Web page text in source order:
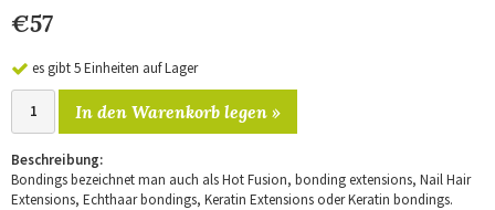
€57
es gibt 5 Einheiten auf Lager
In den Warenkorb legen »
Beschreibung:
Bondings bezeichnet man auch als Hot Fusion, bonding extensions, Nail Hair
Extensions, Echthaar bondings, Keratin Extensions oder Keratin bondings.